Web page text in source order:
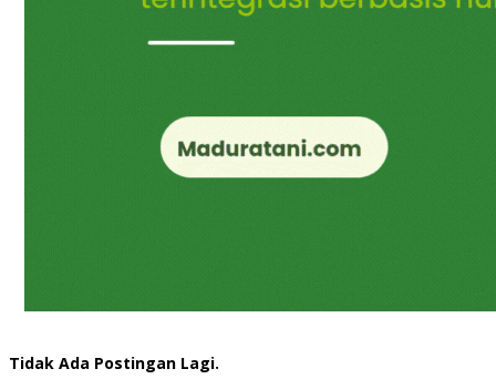
Tidak Ada Postingan Lagi.